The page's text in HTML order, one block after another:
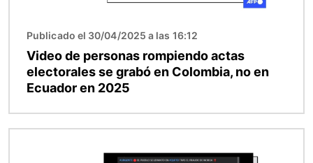
Publicado el 30/04/2025 a las 16:12
Video de personas rompiendo actas
electorales se grabó en Colombia, no en
Ecuador en 2025